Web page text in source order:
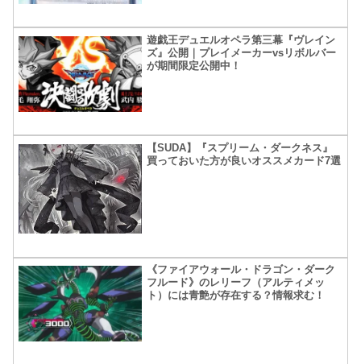
遊戯王デュエルオペラ第三幕『ヴレイン
ズ』公開｜プレイメーカーvsリボルバー
が期間限定公開中！
【SUDA】『スプリーム・ダークネス』
買っておいた方が良いオススメカード7選
《ファイアウォール・ドラゴン・ダーク
フルード》のレリーフ（アルティメッ
ト）には青艶が存在する？情報求む！